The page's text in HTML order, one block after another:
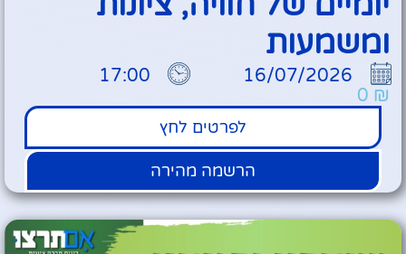
ומשמעות
16/07/2026
17:00
0 ₪
לפרטים לחץ
הרשמה מהירה